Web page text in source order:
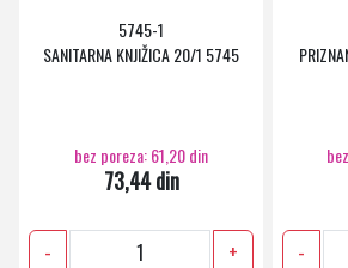
5745-1
SANITARNA KNJIŽICA 20/1 5745
bez poreza: 61,20 din
73,44 din
-
+
-